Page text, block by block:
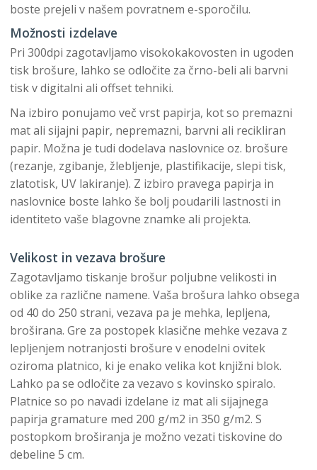
boste prejeli v našem povratnem e-sporočilu.
Možnosti izdelave
Pri 300dpi zagotavljamo visokokakovosten in ugoden
tisk brošure, lahko se odločite za črno-beli ali barvni
tisk v digitalni ali offset tehniki.
Na izbiro ponujamo več vrst papirja, kot so premazni
mat ali sijajni papir, nepremazni, barvni ali recikliran
papir. Možna je tudi dodelava naslovnice oz. brošure
(rezanje, zgibanje, žlebljenje, plastifikacije, slepi tisk,
zlatotisk, UV lakiranje). Z izbiro pravega papirja in
naslovnice boste lahko še bolj poudarili lastnosti in
identiteto vaše blagovne znamke ali projekta.
Velikost in vezava brošure
Zagotavljamo tiskanje brošur poljubne velikosti in
oblike za različne namene. Vaša brošura lahko obsega
od 40 do 250 strani, vezava pa je mehka, lepljena,
broširana. Gre za postopek klasične mehke vezava z
lepljenjem notranjosti brošure v enodelni ovitek
oziroma platnico, ki je enako velika kot knjižni blok.
Lahko pa se odločite za vezavo s kovinsko spiralo.
Platnice so po navadi izdelane iz mat ali sijajnega
papirja gramature med 200 g/m2 in 350 g/m2. S
postopkom broširanja je možno vezati tiskovine do
debeline 5 cm.